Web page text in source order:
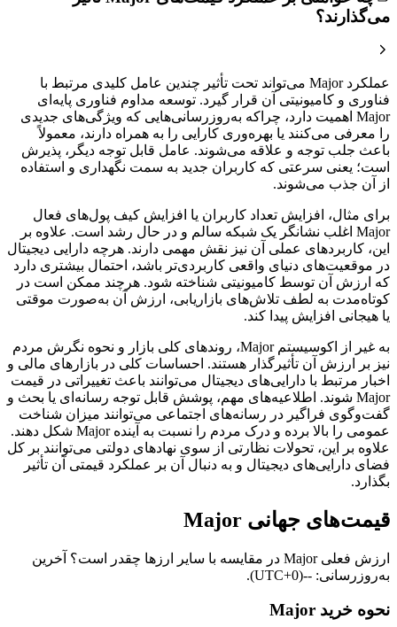
می‌گذارند؟
عملکرد Major می‌تواند تحت تأثیر چندین عامل کلیدی مرتبط با
فناوری و کامیونیتی آن قرار گیرد. توسعه مداوم فناوری پایه‌ای
Major اهمیت دارد، چراکه به‌روزرسانی‌هایی که ویژگی‌های جدیدی
را معرفی می‌کنند یا بهره‌وری کارایی را به همراه دارند، معمولاً
باعث جلب توجه و علاقه‌ می‌شوند. عامل قابل توجه دیگر، پذیرش
است؛ یعنی سرعتی که کاربران جدید به سمت نگهداری و استفاده
از آن جذب می‌شوند.
برای مثال، افزایش تعداد کاربران یا افزایش کیف پول‌های فعال
Major اغلب نشانگر یک شبکه سالم و در حال رشد است. علاوه بر
این، کاربردهای عملی آن نیز نقش مهمی دارند. هرچه دارایی دیجیتال
در موقعیت‌های دنیای واقعی کاربردی‌تر باشد، احتمال بیشتری دارد
که ارزش آن توسط کامیونیتی شناخته شود. هرچند ممکن است در
کوتاه‌مدت به لطف تلاش‌های بازاریابی، ارزش آن به‌صورت موقتی
یا هیجانی افزایش پیدا کند.
به غیر از اکوسیستم Major، روندهای کلی بازار و نحوه نگرش مردم
نیز بر ارزش آن تأثیرگذار هستند. احساسات کلی در بازارهای مالی و
اخبار مرتبط با دارایی‌های دیجیتال می‌توانند باعث تغییراتی در قیمت
Major شوند. اطلاعیه‌های مهم، پوشش قابل توجه رسانه‌ای یا بحث و
گفت‌وگوی فراگیر در رسانه‌های اجتماعی می‌توانند میزان شناخت
عمومی را بالا برده و درک مردم را نسبت به آینده Major شکل دهند.
علاوه بر این، تحولات نظارتی از سوی نهادهای دولتی می‌توانند بر کل
فضای دارایی‌های دیجیتال و به‌ دنبال آن بر عملکرد قیمتی آن تأثیر
بگذارد.
قیمت‌های جهانی Major
ارزش فعلی Major در مقایسه با سایر ارزها چقدر است؟ آخرین
به‌روزرسانی: --(UTC+0).
نحوه خرید Major